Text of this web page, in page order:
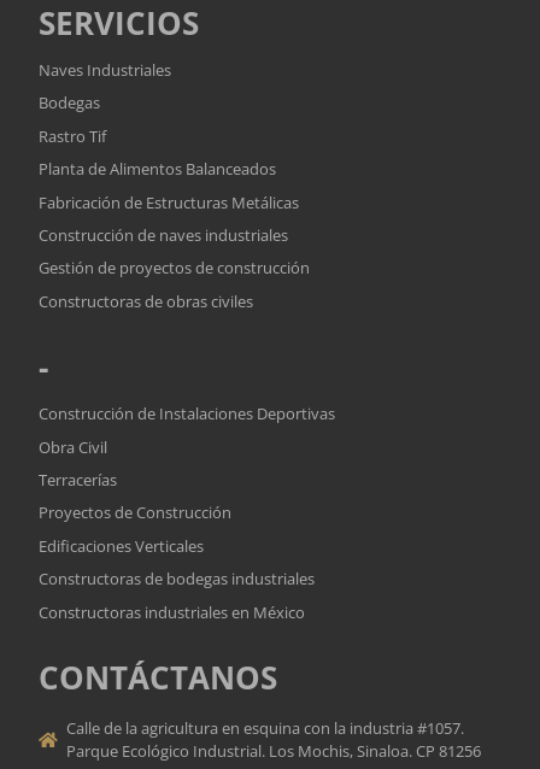
SERVICIOS
Naves Industriales
Bodegas
Rastro Tif
Planta de Alimentos Balanceados
Fabricación de Estructuras Metálicas
Construcción de naves industriales
Gestión de proyectos de construcción
Constructoras de obras civiles
-
Construcción de Instalaciones Deportivas
Obra Civil
Terracerías
Proyectos de Construcción
Edificaciones Verticales
Constructoras de bodegas industriales
Constructoras industriales en México
CONTÁCTANOS
Calle de la agricultura en esquina con la industria #1057.
Parque Ecológico Industrial. Los Mochis, Sinaloa. CP 81256